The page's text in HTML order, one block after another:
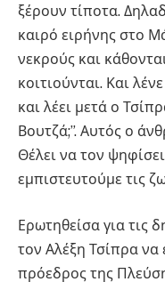
ξέρουν τίποτα.
καιρό ειρήνης στο
νεκρούς και
κοιτιούνται. Και
και λέει μετά ο
Βουτζά;”. Αυτός ο
Θέλει να τον
εμπιστευτούμε τις
Ερωτηθείσα για τις
τον Αλέξη Τσίπρα να
πρόεδρος της